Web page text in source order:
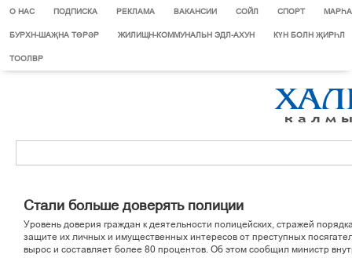
О НАС ПОДПИСКА РЕКЛАМА ВАКАНСИИ СОЙЛ СПОРТ
БУРХН-ШАҖНА ТӨРӘР ЖИЛИЩН-КОММУНАЛЬН ЭДЛ-АХУН КҮН БОЛН ҖИРҺЛ
ТООЛВР
Ñòàëè áîëüøå äîâåðÿòü ïîëèöèè
Óðîâåíü äîâåðèÿ ãðàæäàí ê äåÿòåëüíîñòè ïîëèöåéñêèõ, ñòðàæåé
çàùèòå èõ ëè÷íûõ è èìóùåñòâåííûõ èíòåðåñîâ îò ïðåñòóïíûõ
âûðîñ è ñîñòàâëÿåò áîëåå 80 ïðîöåíòîâ. Îá ýòîì ñîîáùèë ìèíèñòð